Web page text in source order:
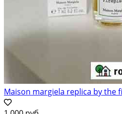
Maison margiela replica by the